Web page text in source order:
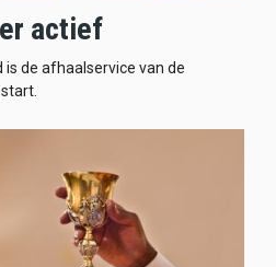
actief
is de afhaalservice van de